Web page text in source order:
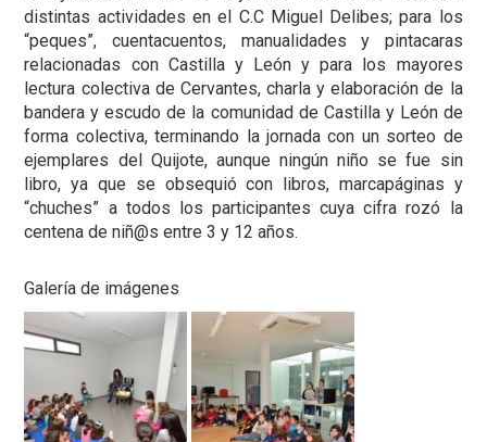
distintas actividades en el C.C Miguel Delibes; para los
“peques”, cuentacuentos, manualidades y pintacaras
relacionadas con Castilla y León y para los mayores
lectura colectiva de Cervantes, charla y elaboración de la
bandera y escudo de la comunidad de Castilla y León de
forma colectiva, terminando la jornada con un sorteo de
ejemplares del Quijote, aunque ningún niño se fue sin
libro, ya que se obsequió con libros, marcapáginas y
“chuches” a todos los participantes cuya cifra rozó la
centena de niñ@s entre 3 y 12 años.
Galería de imágenes